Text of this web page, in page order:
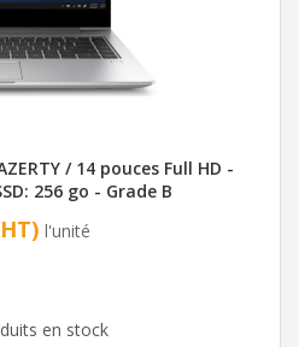
/ 14 pouces Full HD -
256 go - Grade B
l'unité
en stock